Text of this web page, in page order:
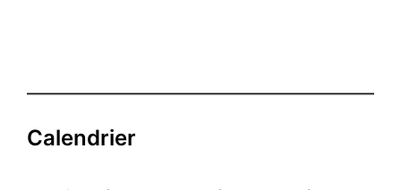
Calendrier